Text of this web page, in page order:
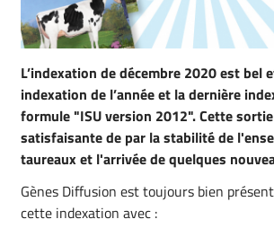
L’indexation de décembre 2020 est bel
indexation de l’année et la dernière
formule "ISU version 2012". Cette
satisfaisante de par la stabilité de
taureaux et l'arrivée de quelques
Gènes Diffusion est toujours bien
cette indexation avec :